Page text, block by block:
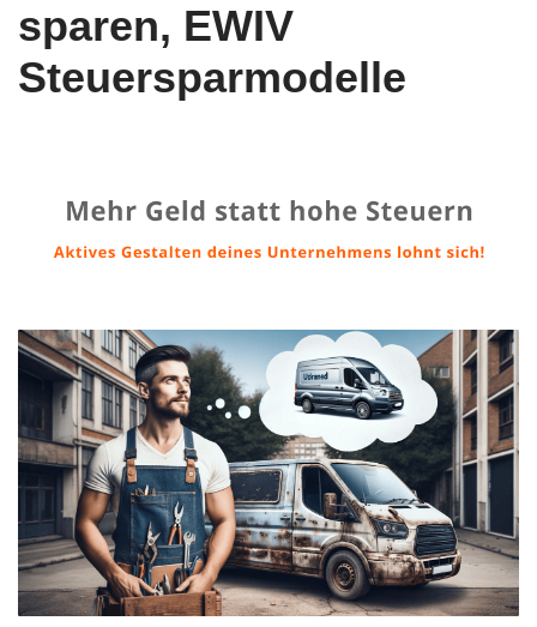
sparen, EWIV
Steuersparmodelle